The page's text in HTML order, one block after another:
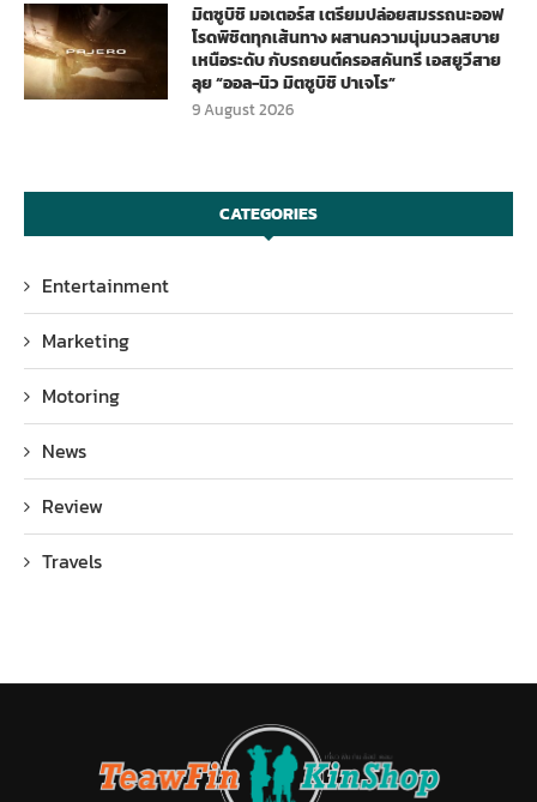
มิตซูบิชิ มอเตอร์ส เตรียมปล่อยสมรรถนะออฟ
โรดพิชิตทุกเส้นทาง ผสานความนุ่มนวลสบาย
เหนือระดับ กับรถยนต์ครอสคันทรี เอสยูวีสาย
ลุย “ออล-นิว มิตซูบิชิ ปาเจโร”
9 August 2026
CATEGORIES
Entertainment
Marketing
Motoring
News
Review
Travels